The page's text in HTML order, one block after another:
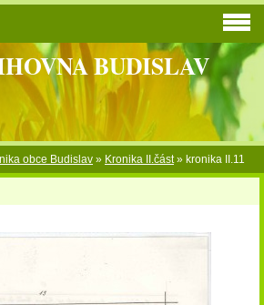
BUDISLAV
obce Budislav » Kronika II.část» kronika II.11